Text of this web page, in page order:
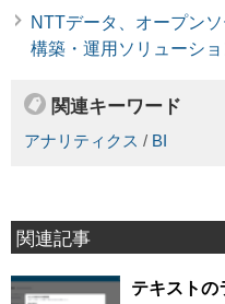
NTTデータ、オープン
構築・運用ソリューシ
関連キーワード
アナリティクス / BI
関連記事
テキストの